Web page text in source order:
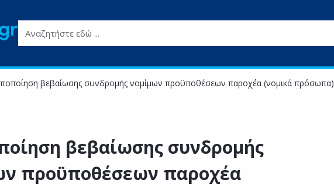
Αναζητήστε εδώ ...
βεβαίωσης συνδρομής νομίμων προϋποθέσεων παροχέα (νομικά πρόσωπα)
βεβαίωσης συνδρομής
προϋποθέσεων παροχέα